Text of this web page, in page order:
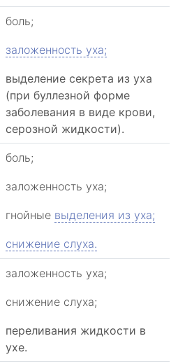
боль;
заложенность уха;
выделение секрета из уха
(при буллезной форме
заболевания в виде крови,
серозной жидкости).
боль;
заложенность уха;
гнойные выделения из уха;
снижение слуха.
заложенность уха;
снижение слуха;
переливания жидкости в
ухе.